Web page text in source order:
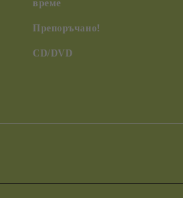
време
Препоръчано!
CD/DVD